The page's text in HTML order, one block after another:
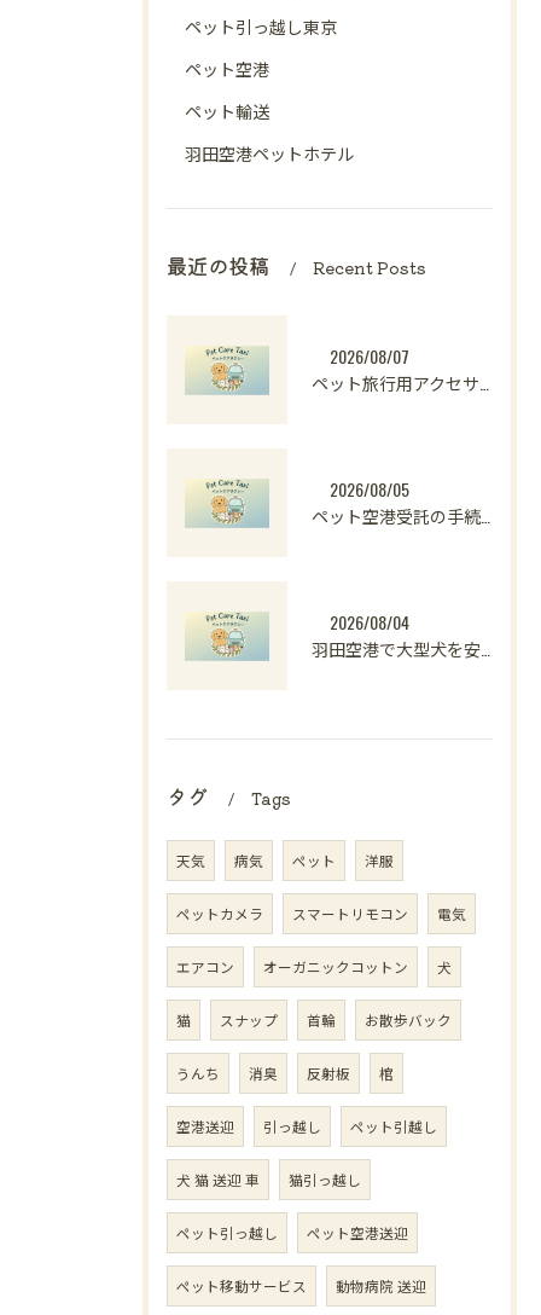
ペット引っ越し東京
ペット空港
ペット輸送
羽田空港ペットホテル
最近の投稿 Recent Posts
2026/08/07
2026/08/05
2026/08/04
タグ Tags
天気 病気 ペット 洋服
ペットカメラ スマートリモコン 電気
エアコン オーガニックコットン 犬
猫 スナップ 首輪 お散歩バック
うんち 消臭 反射板 棺
空港送迎 引っ越し ペット引越し
犬 猫 送迎 車 猫引っ越し
ペット引っ越し ペット空港送迎
ペット移動サービス 動物病院 送迎